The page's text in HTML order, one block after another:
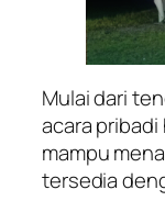
Mulai dari
acara
mampu
tersedia